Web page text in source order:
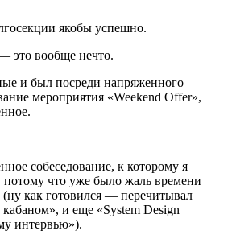
якобы успешно.
это вообще нечто.
и был посреди напряженного
мероприятия «Weekend Offer»,
собеседование, к которому я
потому что уже было жаль времени
как готовился — перечитывал
и еще «System Design
интервью»).